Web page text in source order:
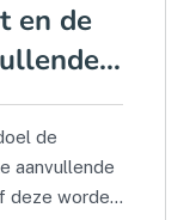
en de
de
aanvullende
deze worden